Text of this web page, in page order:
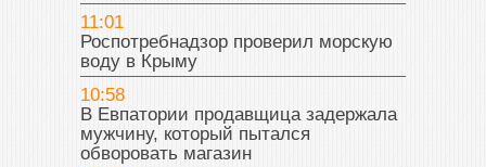
11:01
Роспотребнадзор проверил морскую
воду в Крыму
10:58
В Евпатории продавщица задержала
мужчину, который пытался
обворовать магазин